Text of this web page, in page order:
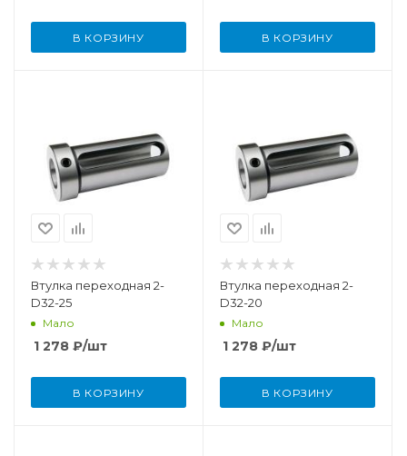
В КОРЗИНУ В КОРЗИНУ
Втулка переходная 2-
D32-25
Мало
1 278 ₽/шт
В КОРЗИНУ
Втулка переходная 2-
D32-20
Мало
1 278 ₽/шт
В КОРЗИНУ